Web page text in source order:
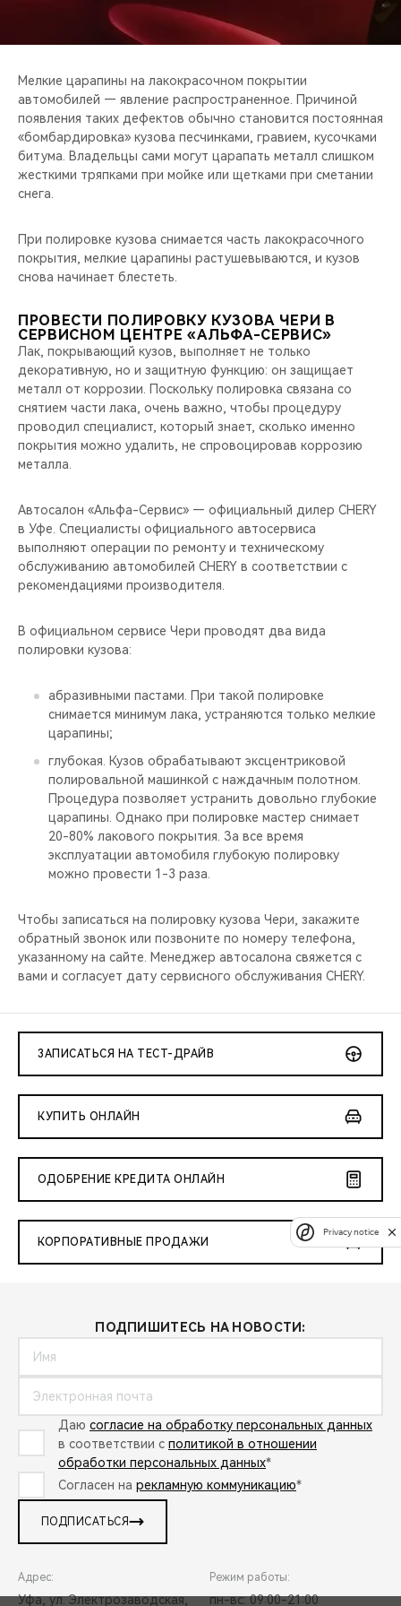
CHERY И СПОРТ
НАШИ МЕРОПРИЯТИЯ
ВИДЕООБЗОРЫ
CHERY ДЛЯ ДЕТЕЙ
Мелкие царапины на лакокрасочном покрытии
автомобилей — явление распространенное. Причиной
появления таких дефектов обычно становится постоянная
«бомбардировка» кузова песчинками, гравием, кусочками
битума. Владельцы сами могут царапать металл слишком
жесткими тряпками при мойке или щетками при сметании
снега.
При полировке кузова снимается часть лакокрасочного
покрытия, мелкие царапины растушевываются, и кузов
снова начинает блестеть.
ПРОВЕСТИ ПОЛИРОВКУ КУЗОВА ЧЕРИ В
СЕРВИСНОМ ЦЕНТРЕ «АЛЬФА-СЕРВИС»
Лак, покрывающий кузов, выполняет не только
декоративную, но и защитную функцию: он защищает
металл от коррозии. Поскольку полировка связана со
снятием части лака, очень важно, чтобы процедуру
проводил специалист, который знает, сколько именно
покрытия можно удалить, не спровоцировав коррозию
металла.
Автосалон «Альфа-Сервис» — официальный дилер CHERY
в Уфе. Специалисты официального автосервиса
выполняют операции по ремонту и техническому
обслуживанию автомобилей CHERY в соответствии с
рекомендациями производителя.
В официальном сервисе Чери проводят два вида
полировки кузова:
абразивными пастами. При такой полировке
снимается минимум лака, устраняются только мелкие
царапины;
глубокая. Кузов обрабатывают эксцентриковой
полировальной машинкой с наждачным полотном.
Процедура позволяет устранить довольно глубокие
царапины. Однако при полировке мастер снимает
20-80% лакового покрытия. За все время
эксплуатации автомобиля глубокую полировку
можно провести 1-3 раза.
Чтобы записаться на полировку кузова Чери, закажите
обратный звонок или позвоните по номеру телефона,
указанному на сайте. Менеджер автосалона свяжется с
вами и согласует дату сервисного обслуживания CHERY.
ЗАПИСАТЬСЯ НА ТЕСТ-ДРАЙВ
КУПИТЬ ОНЛАЙН
ОДОБРЕНИЕ КРЕДИТА ОНЛАЙН
КОРПОРАТИВНЫЕ ПРОДАЖИ
ПОДПИШИТЕСЬ НА НОВОСТИ:
Даю согласие на обработку персональных данных
в соответствии с политикой в отношении
обработки персональных данных*
Согласен на рекламную коммуникацию*
ПОДПИСАТЬСЯ
Адрес:
Уфа, ул. Электрозаводская,
Режим работы:
пн-вс: 09:00-21:00
Privacy notice